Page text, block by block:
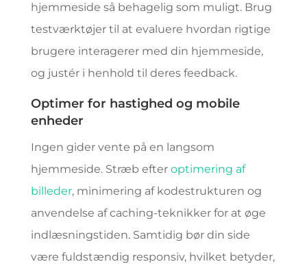
hjemmeside så behagelig som muligt. Brug
testværktøjer til at evaluere hvordan rigtige
brugere interagerer med din hjemmeside,
og justér i henhold til deres feedback.
Optimer for hastighed og mobile
enheder
Ingen gider vente på en langsom
hjemmeside. Stræb efter optimering af
billeder, minimering af kodestrukturen og
anvendelse af caching-teknikker for at øge
indlæsningstiden. Samtidig bør din side
være fuldstændig responsiv, hvilket betyder,